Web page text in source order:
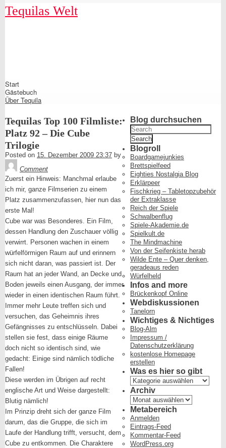
Tequilas Welt
Shrunk
Expand
Primary
Navigation
Start
Gästebuch
Über Tequila
Tequilas Top 100 Filmliste:
Platz 92 – Die Cube
Trilogie
Posted on 15. Dezember 2009 23:37 by
Comment
Zuerst ein Hinweis: Manchmal erlaube
ich mir, ganze Filmserien zu einem
Platz zusammenzufassen, hier nun das
erste Mal!
Cube war was Besonderes. Ein Film,
dessen Handlung den Zuschauer völlig
verwirrt. Personen wachen in einem
würfelförmigen Raum auf und erinnern
sich nicht daran, was passiert ist. Der
Raum hat an jeder Wand, an Decke und
Boden jeweils einen Ausgang, der immer
wieder in einen identischen Raum führt.
Immer mehr Leute treffen sich und
versuchen, das Geheimnis ihres
Gefängnisses zu entschlüsseln. Dabei
stellen sie fest, dass einige Räume
doch nicht so identisch sind, wie
gedacht: Einige sind nämlich tödliche
Fallen!
Diese werden im Übrigen auf recht
englische Art und Weise dargestellt:
Blutig nämlich!
Im Prinzip dreht sich der ganze Film
darum, das die Gruppe, die sich im
Laufe der Handlung trifft, versucht, dem
Cube zu entkommen. Die Charaktere
Blog durchsuchen
Search
for:
Blogroll
Boardgamejunkies
Brettspielfeed
Eighties Nostalgia Blog
Erklärpeer
Fischkrieg – Tabletopzubehör
der Extraklasse
Reich der Spiele
Schwalbenflug
Spiele-Akademie.de
Spielkult.de
The Mindmachine
Von der Seifenkiste herab
Wilde Ente – Quer denken,
geradeaus reden
Würfelheld
Infos and more
Brückenkopf Online
Webdiskussionen
Tanelorn
Wichtiges & Nichtiges
Blog-Alm
Impressum /
Datenschutzerklärung
kostenlose Homepage
erstellen
Was es hier so gibt
Was
es
hier
so
gibt
Archiv
Archiv
Metabereich
Anmelden
Eintrags-Feed
Kommentar-Feed
WordPress.org